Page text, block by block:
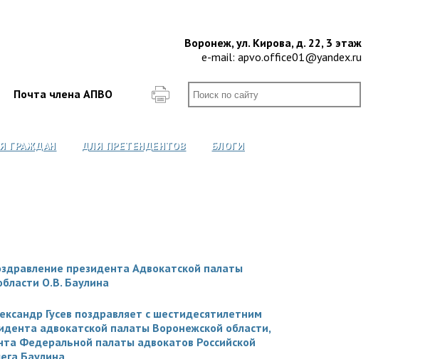
Воронеж, ул. Кирова, д. 22, 3 этаж
e-mail: apvo.office01@yandex.ru
Почта члена АПВО
ГРАЖДАН ДЛЯ ПРЕТЕНДЕНТОВ
БЛОГИ
президента Адвокатской палаты
О.В. Баулина
Гусев поздравляет с шестидесятилетним
адвокатской палаты Воронежской области,
Федеральной палаты адвокатов Российской
Баулина